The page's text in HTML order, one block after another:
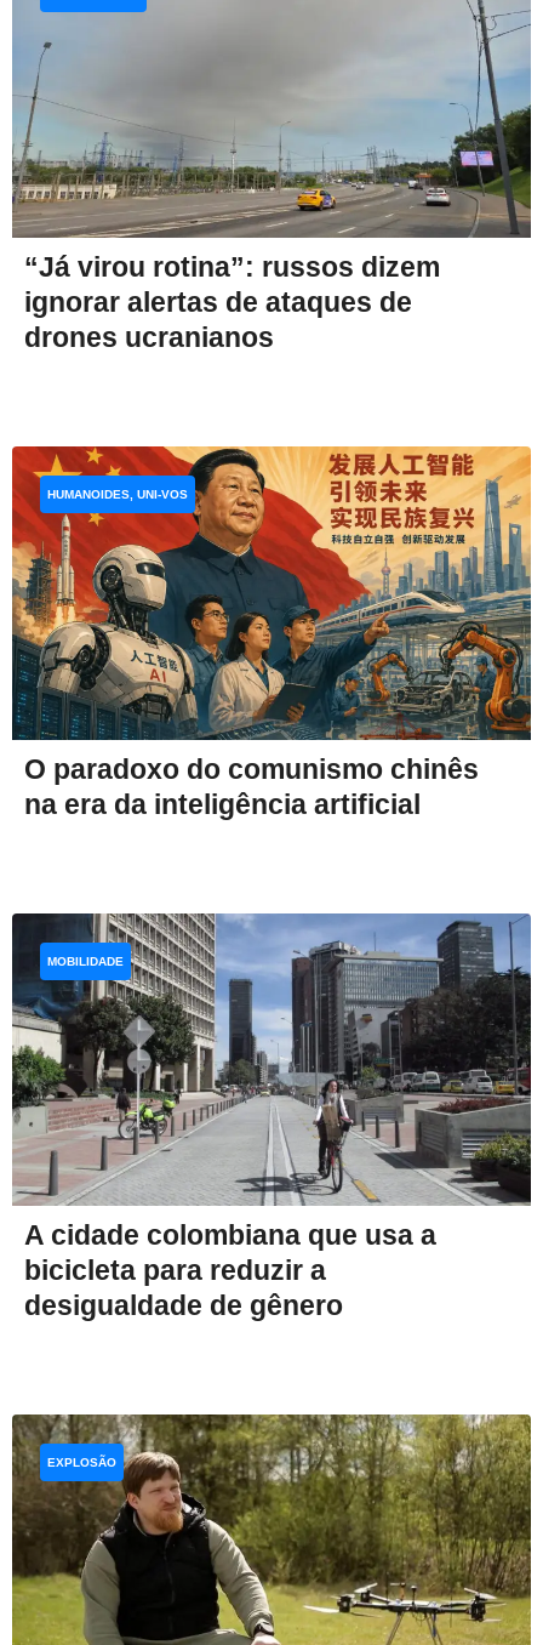
“Já virou rotina”: russos dizem
ignorar alertas de ataques de
drones ucranianos
O paradoxo do comunismo chinês
na era da inteligência artificial
HUMANOIDES, UNI-VOS
A cidade colombiana que usa a
bicicleta para reduzir a
desigualdade de gênero
MOBILIDADE
EXPLOSÃO